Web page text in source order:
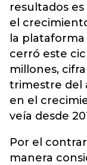
resultados
el
la
cerró este
millones,
trimestre del
en el
veía desde
Por el
manera